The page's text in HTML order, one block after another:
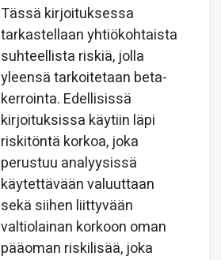
Tässä kirjoituksessa
tarkastellaan yhtiökohtaista
suhteellista riskiä, jolla
yleensä tarkoitetaan beta-
kerrointa. Edellisissä
kirjoituksissa käytiin läpi
riskitöntä korkoa, joka
perustuu analyysissä
käytettävään valuuttaan
sekä siihen liittyvään
valtiolainan korkoon oman
pääoman riskilisää, joka